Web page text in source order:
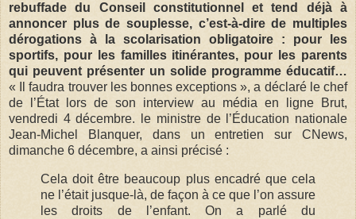
rebuffade du Conseil constitutionnel et tend déjà à
annoncer plus de souplesse, c’est-à-dire de multiples
dérogations à la scolarisation obligatoire : pour les
sportifs, pour les familles itinérantes, pour les parents
qui peuvent présenter un solide programme éducatif…
« Il faudra trouver les bonnes exceptions », a déclaré le chef
de l’État lors de son interview au média en ligne Brut,
vendredi 4 décembre. le ministre de l’Éducation nationale
Jean-Michel Blanquer, dans un entretien sur CNews,
dimanche 6 décembre, a ainsi précisé :
Cela doit être beaucoup plus encadré que cela
ne l’était jusque-là, de façon à ce que l’on assure
les droits de l’enfant. On a parlé du